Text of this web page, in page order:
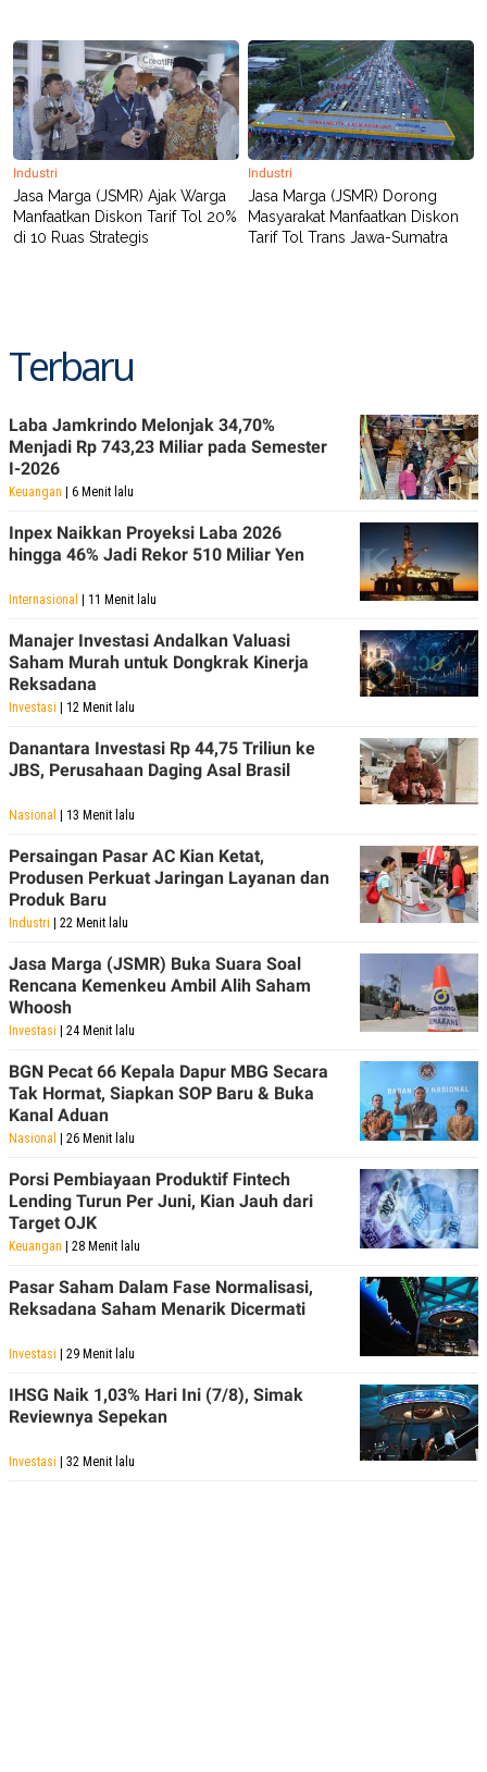
PEMBERITAAN
SIBER
PRIVACY
POLICY
Industri
Jasa Marga (JSMR) Ajak Warga
Manfaatkan Diskon Tarif Tol 20%
di 10 Ruas Strategis
Industri
Jasa Marga (JSMR) Dorong
Masyarakat Manfaatkan Diskon
Tarif Tol Trans Jawa-Sumatra
Terbaru
Laba Jamkrindo Melonjak 34,70%
Menjadi Rp 743,23 Miliar pada Semester
I-2026
Keuangan | 6 Menit lalu
Inpex Naikkan Proyeksi Laba 2026
hingga 46% Jadi Rekor 510 Miliar Yen
Internasional | 11 Menit lalu
Manajer Investasi Andalkan Valuasi
Saham Murah untuk Dongkrak Kinerja
Reksadana
Investasi | 12 Menit lalu
Danantara Investasi Rp 44,75 Triliun ke
JBS, Perusahaan Daging Asal Brasil
Nasional | 13 Menit lalu
Persaingan Pasar AC Kian Ketat,
Produsen Perkuat Jaringan Layanan dan
Produk Baru
Industri | 22 Menit lalu
Jasa Marga (JSMR) Buka Suara Soal
Rencana Kemenkeu Ambil Alih Saham
Whoosh
Investasi | 24 Menit lalu
BGN Pecat 66 Kepala Dapur MBG Secara
Tak Hormat, Siapkan SOP Baru & Buka
Kanal Aduan
Nasional | 26 Menit lalu
Porsi Pembiayaan Produktif Fintech
Lending Turun Per Juni, Kian Jauh dari
Target OJK
Keuangan | 28 Menit lalu
Pasar Saham Dalam Fase Normalisasi,
Reksadana Saham Menarik Dicermati
Investasi | 29 Menit lalu
IHSG Naik 1,03% Hari Ini (7/8), Simak
Reviewnya Sepekan
Investasi | 32 Menit lalu